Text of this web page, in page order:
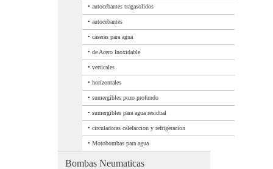
• autocebantes tragasolidos
• autocebantes
• caseras para agua
• de Acero Inoxidable
• verticales
• horizontales
• sumergibles pozo profundo
• sumergibles para agua residual
• circuladoras calefaccion y refrigeracion
• Motobombas para agua
Bombas Neumaticas